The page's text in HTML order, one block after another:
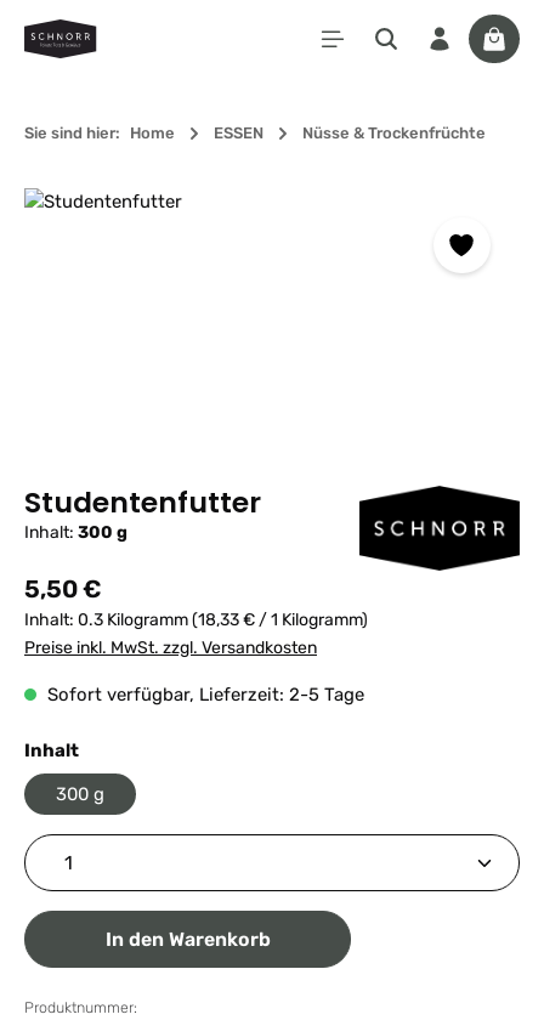
Zum Hauptinhalt springen
Sie sind hier: Home ESSEN Nüsse & Trockenfrüchte
Bildergalerie überspringen
Studentenfutter
Inhalt: 300 g
Regulärer Preis:
5,50 €
Inhalt: 0.3 Kilogramm(18,33 € / 1 Kilogramm)
Preise inkl. MwSt. zzgl. Versandkosten
Sofort verfügbar, Lieferzeit: 2-5 Tage
Inhaltauswählen
300 g
Produkt Anzahl: Gib den gewünschten Wert ein
In den Warenkorb
Produktnummer: